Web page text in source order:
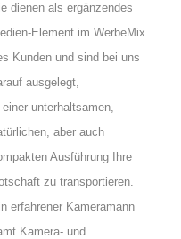
dienen als ergänzendes
Element im WerbeMix
Kunden und sind bei uns
ausgelegt,
einer unterhaltsamen,
aber auch
Ausführung Ihre
zu transportieren.
erfahrener Kameramann
Kamera- und